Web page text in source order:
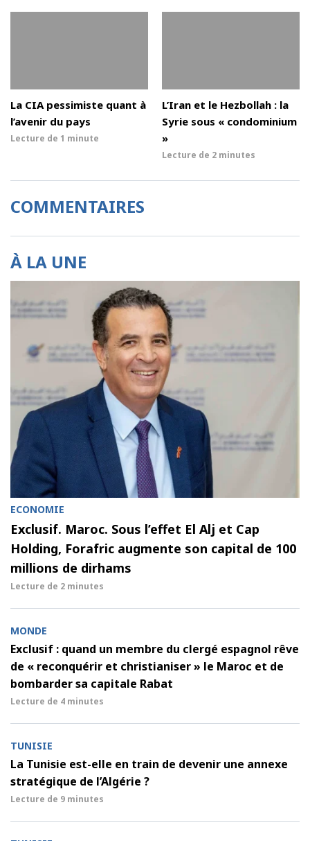
La CIA pessimiste quant à
l’avenir du pays
Lecture de 1 minute
L’Iran et le Hezbollah : la
Syrie sous « condominium
»
Lecture de 2 minutes
COMMENTAIRES
À LA UNE
ECONOMIE
Exclusif. Maroc. Sous l’effet El Alj et Cap
Holding, Forafric augmente son capital de 100
millions de dirhams
Lecture de 2 minutes
MONDE
Exclusif : quand un membre du clergé espagnol rêve
de « reconquérir et christianiser » le Maroc et de
bombarder sa capitale Rabat
Lecture de 4 minutes
TUNISIE
La Tunisie est-elle en train de devenir une annexe
stratégique de l’Algérie ?
Lecture de 9 minutes